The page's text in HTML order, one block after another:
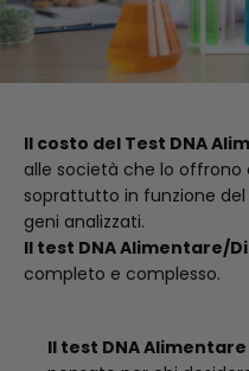
Il costo del Test DNA
alle società che lo offrono
soprattutto in funzione
geni analizzati.
Il test DNA Alimentare/
completo e complesso.
Il test DNA